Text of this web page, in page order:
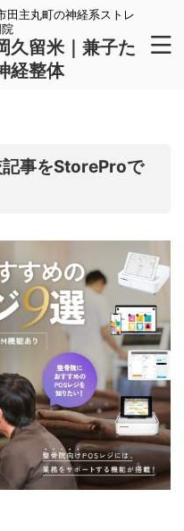
田主丸町の神経系ストレ
久留米｜兼子た
経整体
記事をStoreProで